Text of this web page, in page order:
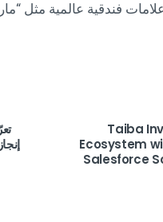
فندقية عالمية مثل
Taiba
Ecosystem
Salesforce